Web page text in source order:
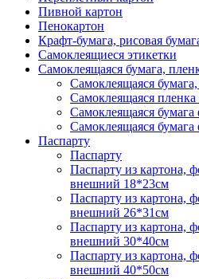
Пивной картон
Пенокартон
Крафт-бумага, рисовая
Самоклеящиеся этикетки
Самоклеящаяся бумага,
Самоклеящаяся
Самоклеящаяся
Самоклеящаяся
Самоклеящаяся
Паспарту
Паспарту
Паспарту из картона,
внешний 18*23см
Паспарту из картона,
внешний 26*31см
Паспарту из картона,
внешний 30*40см
Паспарту из картона,
внешний 40*50см